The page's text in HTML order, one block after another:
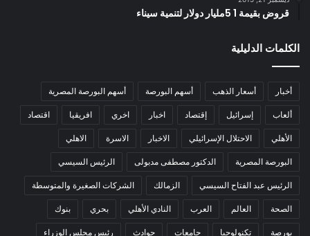
قروض بقيمة 1 5مليار دولار لتنمية سيناء
الكلمات الدليلية
أخبار أسعار الذهب أسهم البورصة أسهم البورصة المصرية
ألعاب إسرائيل إقتصاد اخبار اخري افريقيا اقتصاد
الأهلي الاحتلال الإسرائيلي الاخبار الاسرة الاهلي
البورصة المصرية الدكتور مصطفى مدبولى الرئيس السيسي
الرئيس عبد الفتاح السيسي الزمالك الشركات الصغيرة والمتوسطة
الصحة العالم العرب النادي الأهلي بحري بنوك
بورصة تكنولوجيا جامعات حوادث رئيس مجلس الوزراء